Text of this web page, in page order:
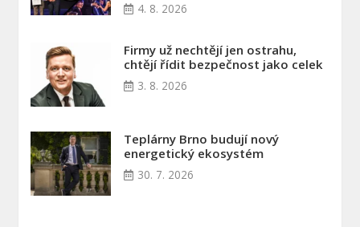
4. 8. 2026
Firmy už nechtějí jen ostrahu,
chtějí řídit bezpečnost jako celek
3. 8. 2026
Teplárny Brno budují nový
energetický ekosystém
30. 7. 2026